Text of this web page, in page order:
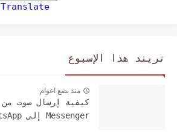
Translate
تريند هذا الإسبوع
منذ بضع اعوام
Messenger إلى WhatsApp